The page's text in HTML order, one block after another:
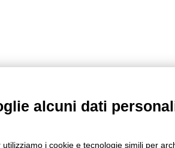
alcuni dati
i cookie e tecnologie simili per